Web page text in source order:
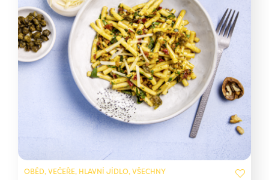
OBĚD, VEČEŘE, HLAVNÍ JÍDLO, VŠECHNY